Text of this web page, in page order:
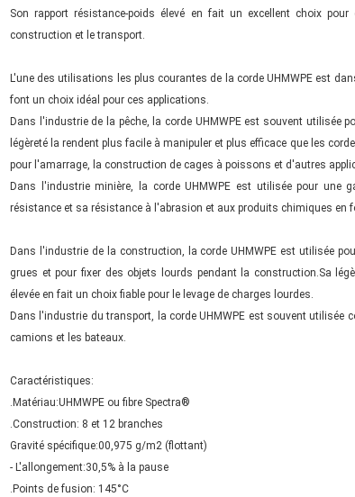
Son rapport résistance-poids élevé en fait un excellent choix
construction et le transport.
L'une des utilisations les plus courantes de la corde UHMWPE est
font un choix idéal pour ces applications.
Dans l'industrie de la pêche, la corde UHMWPE est souvent utilisée
légèreté la rendent plus facile à manipuler et plus efficace que les
pour l'amarrage, la construction de cages à poissons et d'autres
Dans l'industrie minière, la corde UHMWPE est utilisée pour une
résistance et sa résistance à l'abrasion et aux produits chimiques en
Dans l'industrie de la construction, la corde UHMWPE est utilisée
grues et pour fixer des objets lourds pendant la construction.Sa
élevée en fait un choix fiable pour le levage de charges lourdes.
Dans l'industrie du transport, la corde UHMWPE est souvent utilisée
camions et les bateaux.
Caractéristiques:
.Matériau:UHMWPE ou fibre Spectra®
.Construction: 8 et 12 branches
Gravité spécifique:00,975 g/m2 (flottant)
- L'allongement:30,5% à la pause
.Points de fusion: 145°C